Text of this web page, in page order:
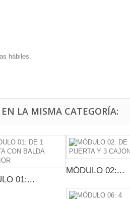
hábiles.
LA MISMA CATEGORÍA:
01:...
MÓDULO 02:...